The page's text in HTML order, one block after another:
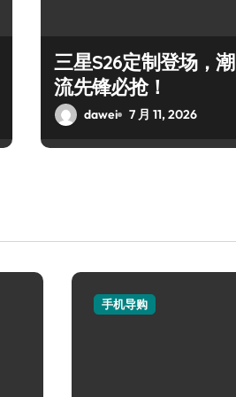
三星S26定制登场，潮
流先锋必抢！
dawei 7 月 11, 2026
手机导购